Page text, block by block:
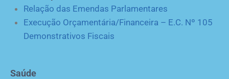
Relação das Emendas Parlamentares
Execução Orçamentária/Financeira – E.C. Nº 105
Demonstrativos Fiscais
Saúde